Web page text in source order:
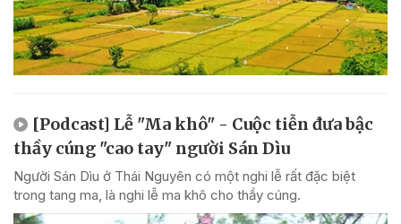
[Podcast] Lễ "Ma khô" - Cuộc tiễn đưa bậc
thầy cúng "cao tay" người Sán Dìu
Người Sán Dìu ở Thái Nguyên có một nghi lễ rất đặc biệt
trong tang ma, là nghi lễ ma khô cho thầy cúng.